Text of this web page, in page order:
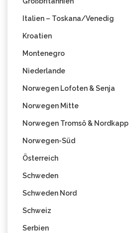
Italien – Toskana/Venedig
Kroatien
Montenegro
Niederlande
Norwegen Lofoten & Senja
Norwegen Mitte
Norwegen Tromsö & Nordkapp
Norwegen-Süd
Österreich
Schweden
Schweden Nord
Schweiz
Serbien